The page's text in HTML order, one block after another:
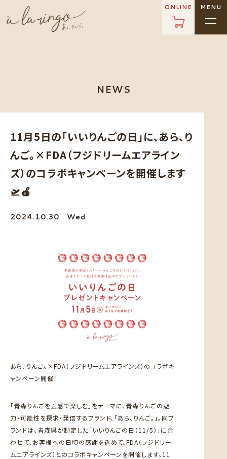
ONLINE MENU
NEWS
11月5日の「いいりんごの日」に、あら、り
んご。×FDA（フジドリームエアライン
ズ）のコラボキャンペーンを開催します
🛫🍎
2024.10.30 Wed
あら、りんご。×FDA（フジドリームエアラインズ）のコラボキ
ャンペーン開催！
「青森りんごを五感で楽しむ」をテーマに、青森りんごの魅
力・可能性を探求・発信するブランド、「あら、りんご。」。同ブ
ランドは、青森県が制定した「いいりんごの日（11/5）」に合
わせて、お客様への日頃の感謝を込めて、FDA（フジドリー
ムエアラインズ）とのコラボキャンペーンを開催します。11